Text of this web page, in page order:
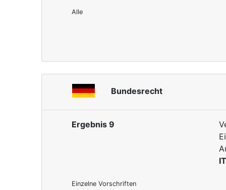
Alle
Bundesrecht
Ergebnis 9
Einzelne Vorschriften